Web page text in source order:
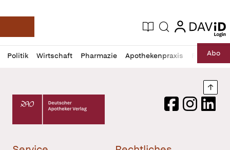
Deutsche Apotheker Zeitung
Aktuelle Ausgabe
Suche login
login
Politik Wirtschaft Pharmazie Apothekenpraxis RechtAbo
Profil
öffnen
Daz
Pur
Deutscher Apotheker Verlag Logo
FacebookInstagram